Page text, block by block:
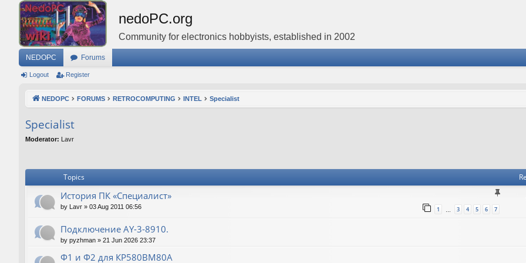
nedoPC.org
Community for electronics hobbyists, established in 2002
NEDOPC Forums
Logout Register
NEDOPC FORUMS RETROCOMPUTING INTEL Specialist
Specialist
Moderator: Lavr
Topics
История ПК «Специалист»
by Lavr » 03 Aug 2011 06:56 1 3 4 5 6 7
Подключение AY-3-8910.
by pyzhman » 21 Jun 2026 23:37
Ф1 и Ф2 для КР580ВМ80А